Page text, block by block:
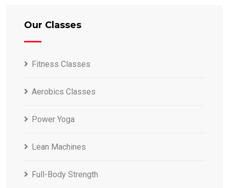
Our Classes
Fitness Classes
Aerobics Classes
Power Yoga
Lean Machines
Full-Body Strength